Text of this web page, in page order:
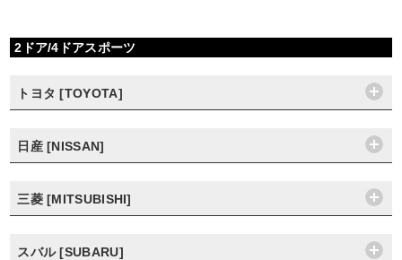
2ドア/4ドアスポーツ
トヨタ [TOYOTA]
日産 [NISSAN]
三菱 [MITSUBISHI]
スバル [SUBARU]